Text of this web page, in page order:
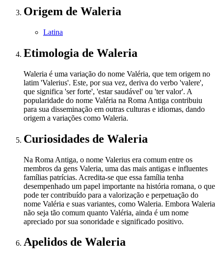
Origem de Waleria
Latina
Etimologia de Waleria
Waleria é uma variação do nome Valéria, que tem origem no
latim 'Valerius'. Este, por sua vez, deriva do verbo 'valere',
que significa 'ser forte', 'estar saudável' ou 'ter valor'. A
popularidade do nome Valéria na Roma Antiga contribuiu
para sua disseminação em outras culturas e idiomas, dando
origem a variações como Waleria.
Curiosidades de Waleria
Na Roma Antiga, o nome Valerius era comum entre os
membros da gens Valeria, uma das mais antigas e influentes
famílias patrícias. Acredita-se que essa família tenha
desempenhado um papel importante na história romana, o que
pode ter contribuído para a valorização e perpetuação do
nome Valéria e suas variantes, como Waleria. Embora Waleria
não seja tão comum quanto Valéria, ainda é um nome
apreciado por sua sonoridade e significado positivo.
Apelidos de Waleria